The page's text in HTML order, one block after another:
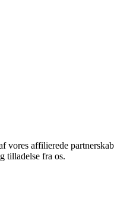
affilierede
tilladelse fra os.